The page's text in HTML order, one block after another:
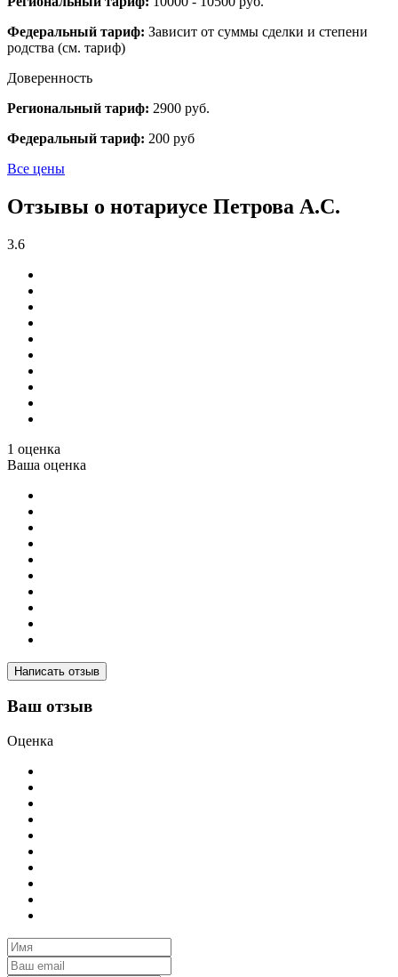
Федеральный тариф: Зависит от суммы сделки и степени
родства (см. тариф)
Доверенность
Региональный тариф: 2900 руб.
Федеральный тариф: 200 руб
Все цены
Отзывы о нотариусе Петрова А.С.
3.6
1 оценка
Ваша оценка
Написать отзыв
Ваш отзыв
Оценка